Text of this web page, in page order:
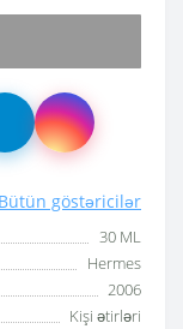
Bütün göstəricilər
30 ML
Hermes
2006
Kişi ətirləri